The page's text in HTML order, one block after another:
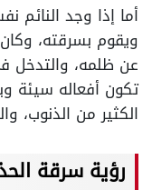
أما إذا وجد
ويقوم بسرقته،
عن ظلمه، والتدخل
تكون أفعاله سيئة
الكثير من الذنوب،
رؤية سرقة